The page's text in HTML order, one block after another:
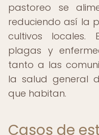
pastoreo se
reduciendo así la
cultivos locales.
plagas y
tanto a las
la salud general
que habitan.
Casos de